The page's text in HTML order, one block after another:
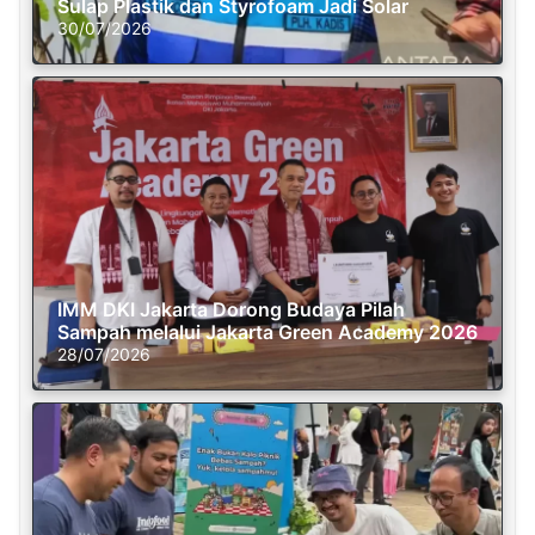
Sulap Plastik dan Styrofoam Jadi Solar
30/07/2026
IMM DKI Jakarta Dorong Budaya Pilah
Sampah melalui Jakarta Green Academy 2026
28/07/2026